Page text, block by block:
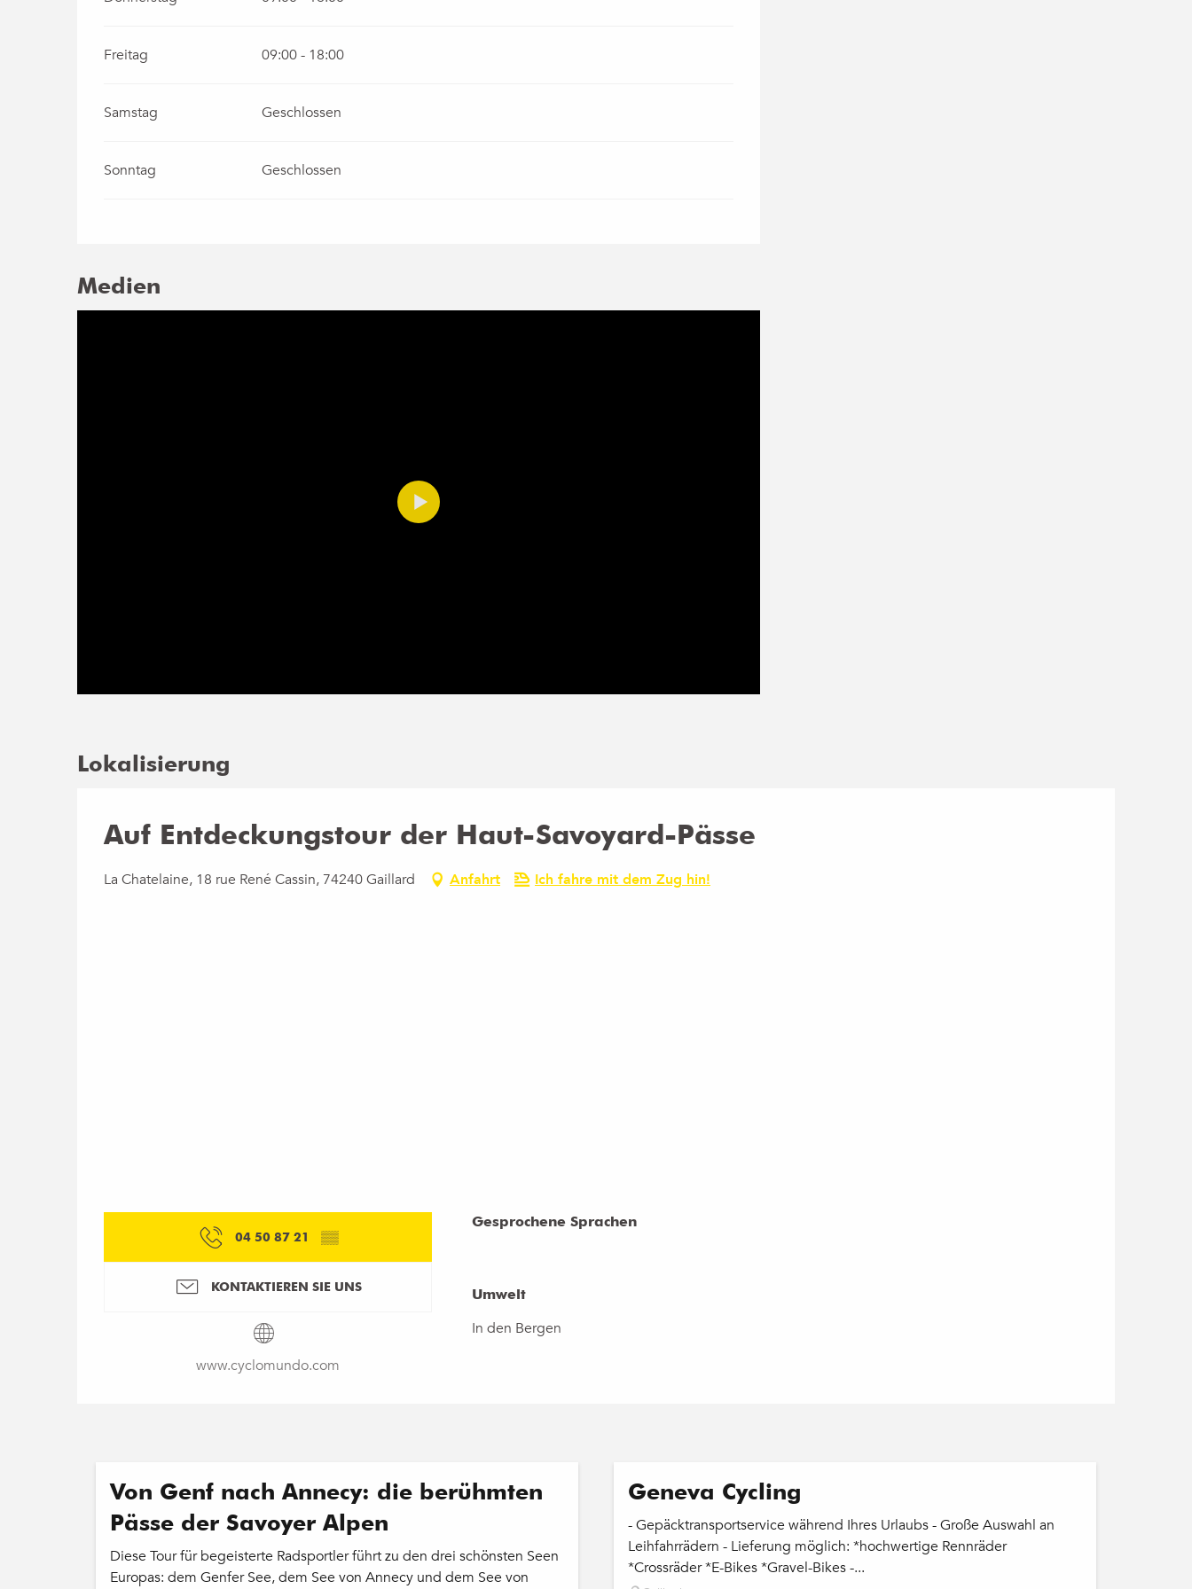
Freitag 09:00 - 18:00
Samstag Geschlossen
Sonntag Geschlossen
Medien
Lokalisierung
Auf Entdeckungstour der Haut-Savoyard-Pässe
La Chatelaine, 18 rue René Cassin, 74240 Gaillard Anfahrt Ich fahre mit dem Zug hin!
04 50 87 21 ▒▒
KONTAKTIEREN SIE UNS
www.cyclomundo.com
Gesprochene Sprachen
Gesprochene Sprachen
Umwelt
Umwelt
In den Bergen
Von Genf nach Annecy: die berühmten
Pässe der Savoyer Alpen
Diese Tour für begeisterte Radsportler führt zu den drei schönsten Seen
Europas: dem Genfer See, dem See von Annecy und dem See von
Geneva Cycling
- Gepäcktransportservice während Ihres Urlaubs - Große Auswahl an
Leihfahrrädern - Lieferung möglich: *hochwertige Rennräder
*Crossräder *E-Bikes *Gravel-Bikes -...